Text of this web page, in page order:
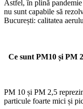
Astfel, în plină
nu sunt capabile să
București: calitatea
Ce sunt PM10 și PM
PM 10 și PM 2,5
particule foarte mici și